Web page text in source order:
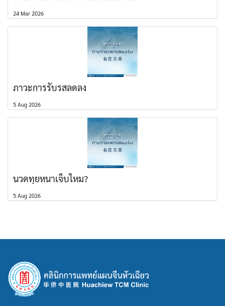
24 Mar 2026
ภาวะการรับรสลดลง
5 Aug 2026
นวดทุยหนาเจ็บไหม?
5 Aug 2026